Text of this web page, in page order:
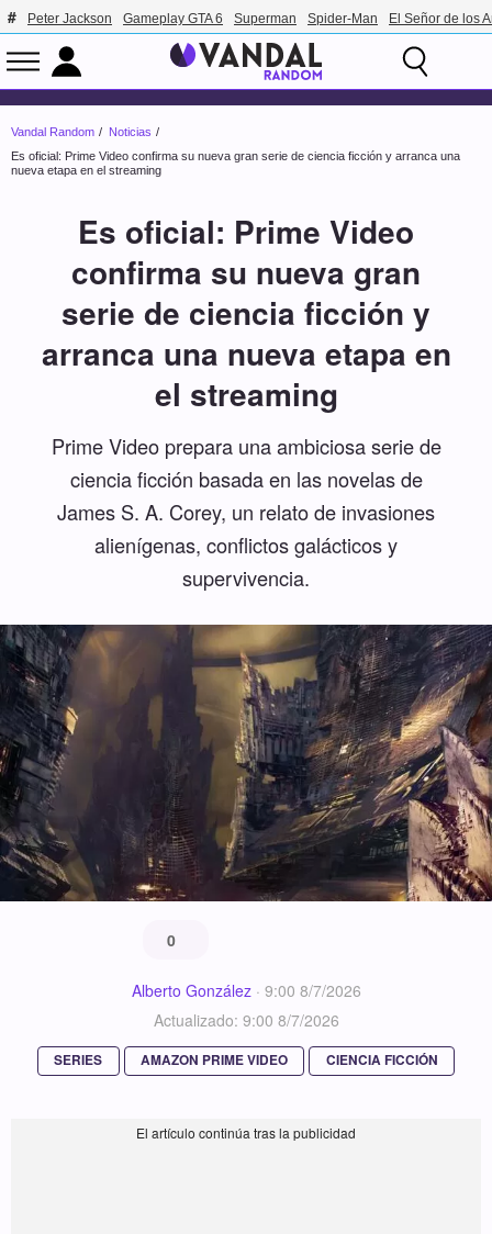
Peter Jackson Gameplay GTA 6 Superman Spider-Man El Señor de los
Vandal Random
Noticias
Es oficial: Prime Video confirma su nueva gran serie de ciencia ficción y arranca una
nueva etapa en el streaming
Es oficial: Prime Video
confirma su nueva gran
serie de ciencia ficción y
arranca una nueva etapa en
el streaming
Prime Video prepara una ambiciosa serie de
ciencia ficción basada en las novelas de
James S. A. Corey, un relato de invasiones
alienígenas, conflictos galácticos y
supervivencia.
0
Alberto González· 9:00 8/7/2026
Actualizado: 9:00 8/7/2026
SERIES AMAZON PRIME VIDEO CIENCIA FICCIÓN